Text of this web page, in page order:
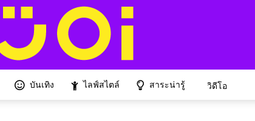
บันเทิง ไลฟ์สไตล์ สาระน่ารู้ วิดีโอ